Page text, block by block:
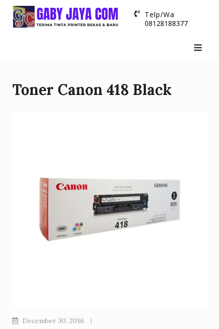
Skip
Telp/Wa
08128188377
Toner Canon 418 Black
December 30, 2016